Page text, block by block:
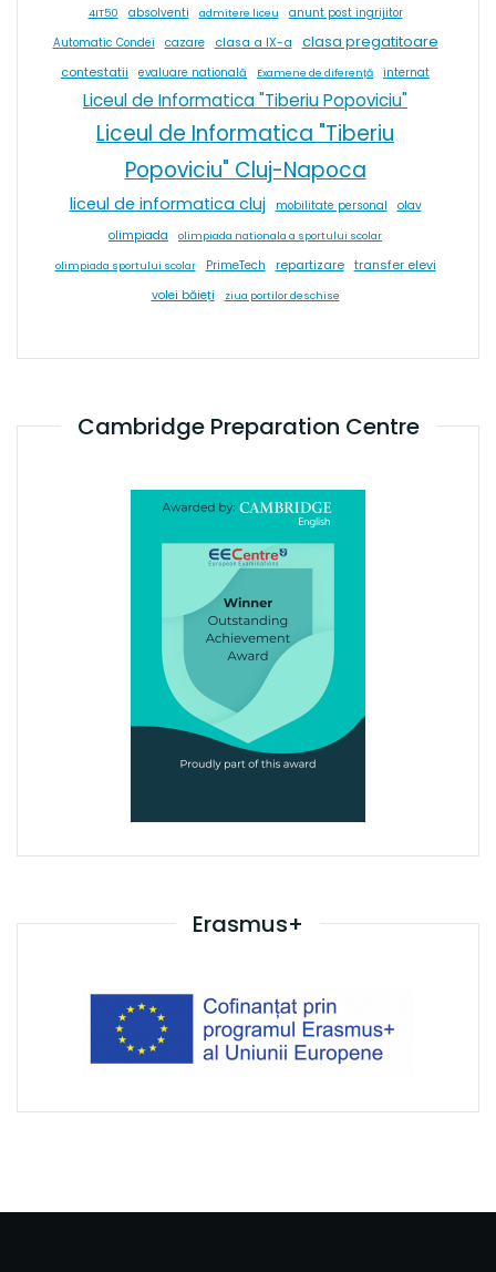
4IT50 absolventi admitere liceu anunt post ingrijitor
Automatic Condei cazare clasa a IX-a clasa pregatitoare
contestatii evaluare natională Examene de diferență internat
Liceul de Informatica "Tiberiu Popoviciu"
Liceul de Informatica "Tiberiu
Popoviciu" Cluj-Napoca
liceul de informatica cluj mobilitate personal
olav
olimpiada
olimpiada nationala a sportului scolar
olimpiada sportului scolar PrimeTech repartizare transfer elevi
volei băieți ziua portilor deschise
Cambridge Preparation Centre
Erasmus+